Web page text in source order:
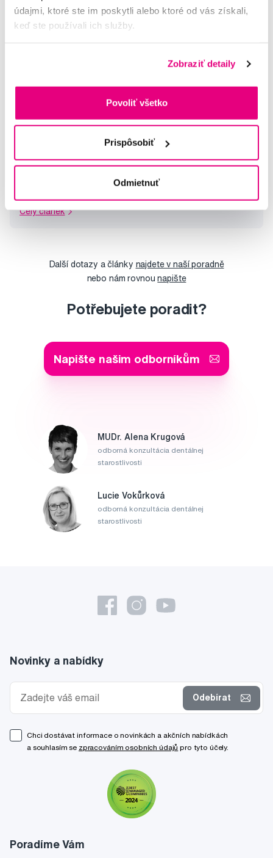
údajmi, ktoré ste im poskytli alebo ktoré od vás získali,
keď ste používali ich služby.
Zobraziť detaily
Povoliť všetko
Prispôsobiť
Odmietnuť
O ústnu dutinu a zuby sa dá starať aj
s obsahom čajovníka
Celý článek
Další dotazy a články najdete v naší poradně
nebo nám rovnounapište
Potřebujete poradit?
Napište našim odborníkům
MUDr. Alena Krugová
odborná konzultácia dentálnej
starostlivosti
Lucie Vokůrková
odborná konzultácia dentálnej
starostlivosti
Poradíme Vám
Novinky a nabídky
Odebírat
Chci dostávat informace o novinkách a akčních nabídkách
a souhlasím se zpracováním osobních údajů pro tyto účely.